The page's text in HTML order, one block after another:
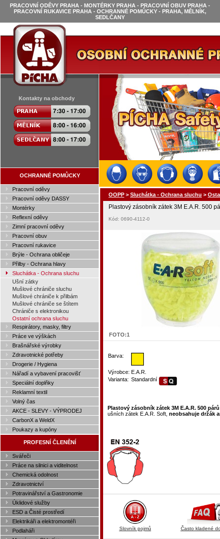
PRACOVNÍ ODĚVY PRAHA - MONTÉRKY PRAHA - PRACOVNÍ OBUV PRAHA -
PRACOVNÍ RUKAVICE PRAHA - OCHRANNÉ POMŮCKY - PRAHA, MĚLNÍK,
SEDLČANY
Kontakty na obchody
OCHRANNÉ POMŮCKY
Pracovní oděvy
Pracovní oděvy DASSY
Montérky
Reflexní oděvy
Zimní pracovní oděvy
Pracovní obuv
Pracovní rukavice
Brýle - Ochrana obličeje
Přilby - Ochrana hlavy
Sluchátka - Ochrana sluchu
Ušní zátky
Mušlové chrániče sluchu
Mušlové chrániče k přilbám
Mušlové chrániče se štítem
Chrániče s elektronikou
Ostatní ochrana sluchu
Respirátory, masky, filtry
Práce ve výškách
Brašnářské výrobky
Zdravotnické potřeby
Drogerie / Hygiena
Nářadí a vybavení pracovišť
Speciální doplňky
Reklamní textil
Volný čas
AKCE - SLEVY - VÝPRODEJ
CarbonX a WeldX
Poukazy a kupóny
PROFESNÍ ČLENĚNÍ
Svářeči
Práce na silnici a viditelnost
Chemická odolnost
Zdravotnictví
Potravinářství a Gastronomie
Úklidové služby
ESD a Čisté prostředí
Elektrikáři a elektromontéři
Podlaháři
OOPP > Sluchátka - Ochrana sluchu >
Plastový zásobník zátek 3M E.A.R. 500
Kód: 0690-4112-0
FOTO:1
Barva:
Výrobce: E.A.R.
Varianta: Standardní
Plastový zásobník zátek 3M E.A.R. 500 párů
ušních zátek E.A.R. Soft, neobsahuje držák
Slovník pojmů Často kladené